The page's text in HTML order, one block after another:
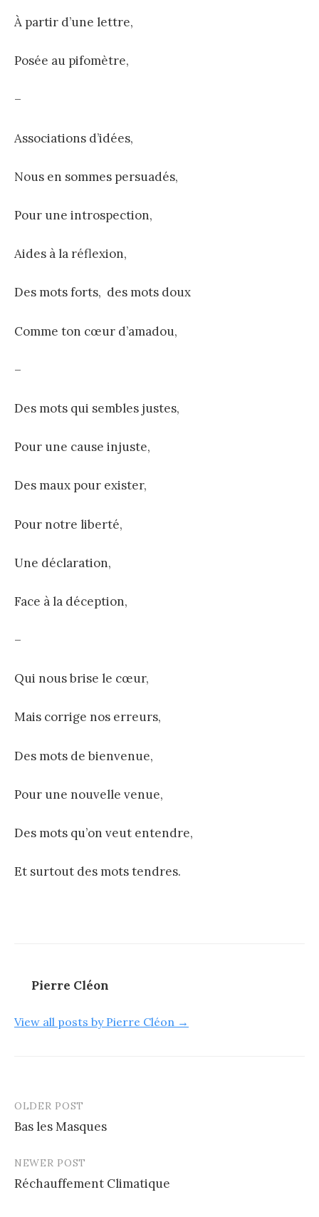
À partir d’une lettre,
Posée au pifomètre,
–
Associations d’idées,
Nous en sommes persuadés,
Pour une introspection,
Aides à la réflexion,
Des mots forts, des mots doux
Comme ton cœur d’amadou,
–
Des mots qui sembles justes,
Pour une cause injuste,
Des maux pour exister,
Pour notre liberté,
Une déclaration,
Face à la déception,
–
Qui nous brise le cœur,
Mais corrige nos erreurs,
Des mots de bienvenue,
Pour une nouvelle venue,
Des mots qu’on veut entendre,
Et surtout des mots tendres.
Pierre Cléon
View all posts by Pierre Cléon →
Post
navigation
OLDER POST
Bas les Masques
NEWER POST
Réchauffement Climatique